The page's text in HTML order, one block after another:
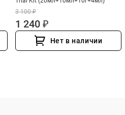
3 100 ₽
1 240 ₽
Нет в наличии